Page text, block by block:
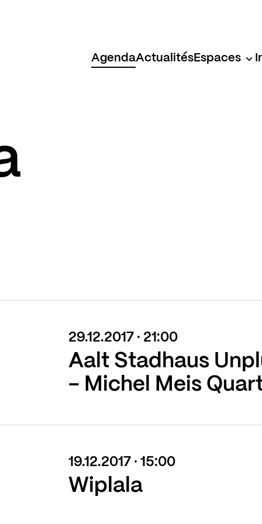
AgendaActualitésEspaces
29.12.2017 · 21:00
Aalt Stadhaus
- Michel Meis
19.12.2017 · 15:00
Wiplala